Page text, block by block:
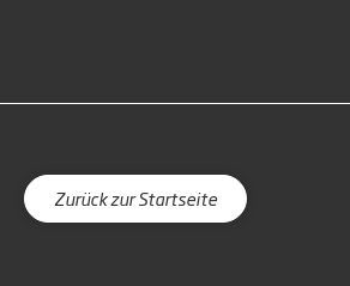
Zurück zur Startseite